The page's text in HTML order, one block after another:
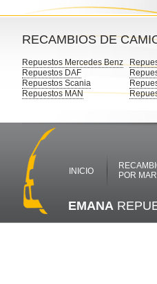
RECAMBIOS DE
Repuestos Mercedes Benz
Repuestos DAF
Repuestos Scania
Repuestos MAN
INICIO
POR
EMANA